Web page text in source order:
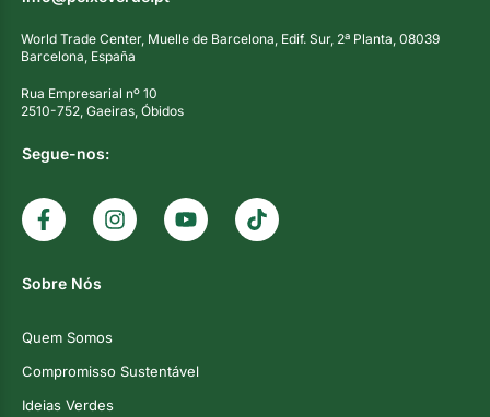
World Trade Center, Muelle de Barcelona, Edif. Sur, 2ª Planta, 08039
Barcelona, España
Rua Empresarial nº 10
2510-752, Gaeiras, Óbidos
Segue-nos:
Sobre Nós
Quem Somos
Compromisso Sustentável
Ideias Verdes